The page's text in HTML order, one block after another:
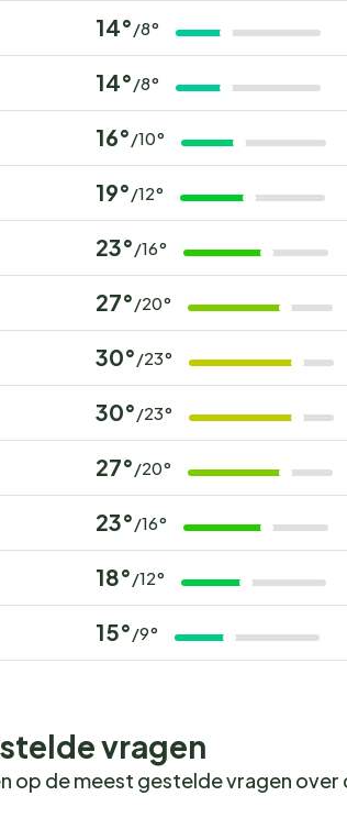
14° /8°
14° /8°
16° /10°
19° /12°
23° /16°
27° /20°
30° /23°
30° /23°
27° /20°
23° /16°
18° /12°
15° /9°
vragen
op de meest gestelde vragen